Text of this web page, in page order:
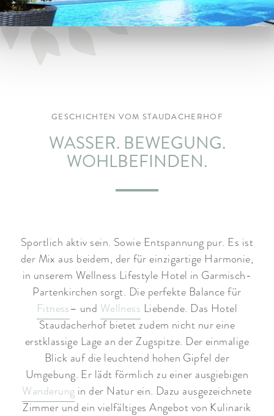
ARRANGEMENTS
WISSENSWERTES
GESCHICHTEN VOM STAUDACHERHOF
WASSER. BEWEGUNG.
WOHLBEFINDEN.
Sportlich aktiv sein. Sowie Entspannung pur. Es ist
der Mix aus beidem, der für einzigartige Harmonie,
in unserem Wellness Lifestyle Hotel in Garmisch-
Partenkirchen sorgt. Die perfekte Balance für
Fitness– und Wellness Liebende. Das Hotel
Staudacherhof bietet zudem nicht nur eine
erstklassige Lage an der Zugspitze. Der einmalige
Blick auf die leuchtend hohen Gipfel der
Umgebung. Er lädt förmlich zu einer ausgiebigen
Wanderung in der Natur ein. Dazu ausgezeichnete
Zimmer und ein vielfältiges Angebot von Kulinarik